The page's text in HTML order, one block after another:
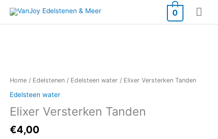
naar
de
0
Home / Edelstenen / Edelsteen water / Elixer Versterken Tanden
Edelsteen water
Elixer Versterken Tanden
€4,00
Tanden